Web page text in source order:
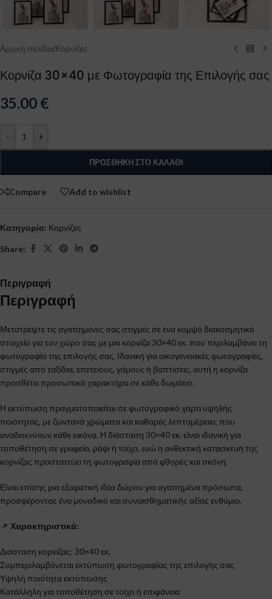
Αρχική σελίδα/Κορνίζες
Κορνίζα 30×40 με Φωτογραφία της Επιλογής σας
35.00 €
- +
ΠΡΟΣΘΉΚΗ ΣΤΟ ΚΑΛΆΘΙ
Compare Add to wishlist
Κατηγορία: Κορνίζες
Share:
Περιγραφή
Περιγραφή
Μετατρέψτε τις αγαπημένες σας στιγμές σε ένα κομψό διακοσμητικό
στοιχείο για τον χώρο σας με μια κορνίζα 30×40 εκ. που περιλαμβάνει τη
φωτογραφία της επιλογής σας. Ιδανική για οικογενειακές φωτογραφίες,
στιγμές από ταξίδια, επετείους, γάμους ή βαπτίσεις, αυτή η κορνίζα
προσθέτει προσωπικό χαρακτήρα σε κάθε δωμάτιο.
Η εκτύπωση πραγματοποιείται σε φωτογραφικό χαρτί υψηλής
ποιότητας, με ζωντανά χρώματα και καθαρές λεπτομέρειες που
αναδεικνύουν κάθε εικόνα. Η διάσταση 30×40 εκ. είναι ιδανική για
τοποθέτηση σε γραφείο, ράφι ή τοίχο, ενώ η ανθεκτική κατασκευή της
κορνίζας προστατεύει τη φωτογραφία από φθορές και σκόνη.
Είναι επίσης μια εξαιρετική ιδέα δώρου για αγαπημένα πρόσωπα,
προσφέροντας ένα μοναδικό και συναισθηματικής αξίας ενθύμιο.
📌 Χαρακτηριστικά:
Διάσταση κορνίζας: 30×40 εκ.
Συμπεριλαμβάνεται εκτύπωση φωτογραφίας της επιλογής σας
Υψηλή ποιότητα εκτύπωσης
Κατάλληλη για τοποθέτηση σε τοίχο ή επιφάνεια